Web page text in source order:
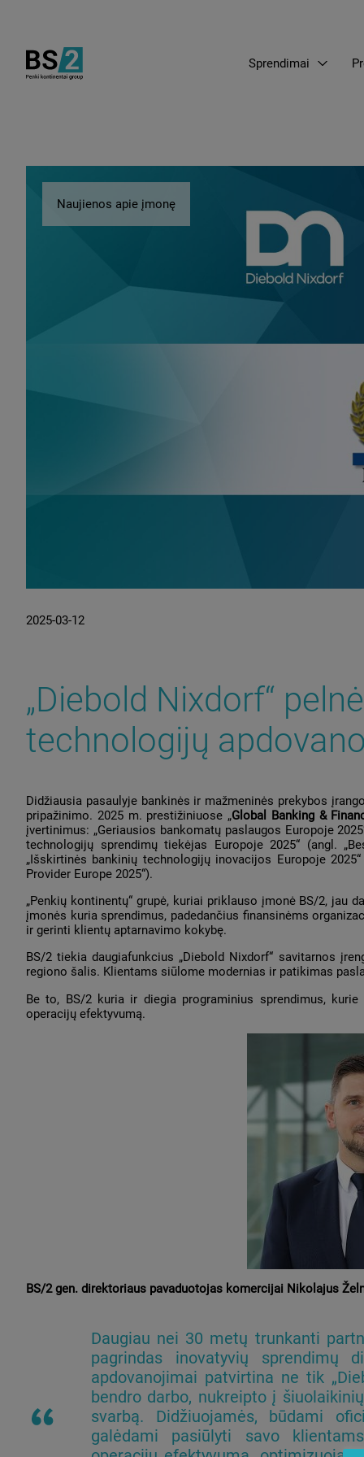
Sprendimai
Naujienos apie įmonę
2025-03-12
„Diebold Nixdorf“
technologijų
Didžiausia pasaulyje bankinės ir mažmeninės prekybos
pripažinimo. 2025 m. prestižiniuose „Global Banking &
įvertinimus: „Geriausios bankomatų paslaugos Europoje
technologijų sprendimų tiekėjas Europoje 2025“ (angl.
„Išskirtinės bankinių technologijų inovacijos Europoje
Provider Europe 2025“).
„Penkių kontinentų“ grupė, kuriai priklauso įmonė BS/2, jau
įmonės kuria sprendimus, padedančius finansinėms
ir gerinti klientų aptarnavimo kokybę.
BS/2 tiekia daugiafunkcius „Diebold Nixdorf“ savitarnos
regiono šalis. Klientams siūlome modernias ir patikimas
Be to, BS/2 kuria ir diegia programinius sprendimus,
operacijų efektyvumą.
BS/2 gen. direktoriaus pavaduotojas komercijai Nikolajus
Daugiau nei 30 metų trunkanti
pagrindas inovatyvių sprendimų
apdovanojimai patvirtina ne tik
bendro darbo, nukreipto į
svarbą. Didžiuojamės, būdami
galėdami pasiūlyti savo